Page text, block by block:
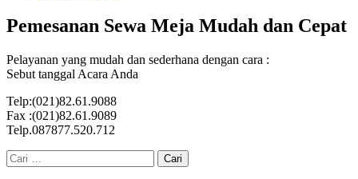
Pemesanan Sewa Meja Mudah dan Cepat
Pelayanan yang mudah dan sederhana dengan cara :
Sebut tanggal Acara Anda
Telp:(021)82.61.9088
Fax :(021)82.61.9089
Telp.087877.520.712
Cari
untuk: